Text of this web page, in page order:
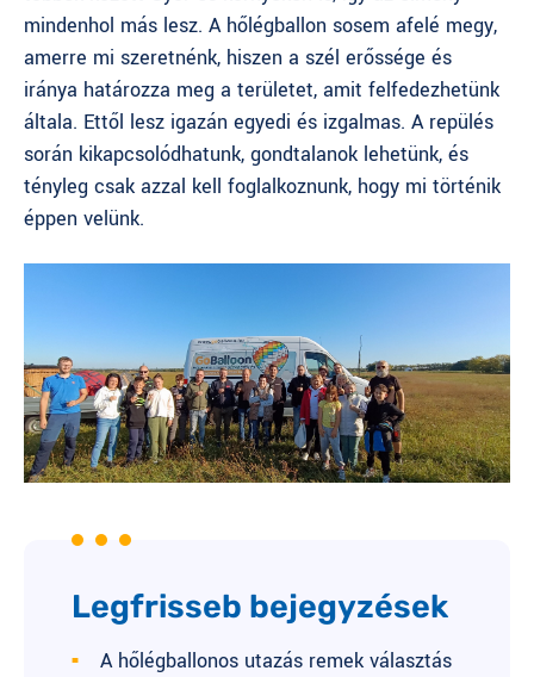
mindenhol más lesz. A hőlégballon sosem afelé megy,
amerre mi szeretnénk, hiszen a szél erőssége és
iránya határozza meg a területet, amit felfedezhetünk
általa. Ettől lesz igazán egyedi és izgalmas. A repülés
során kikapcsolódhatunk, gondtalanok lehetünk, és
tényleg csak azzal kell foglalkoznunk, hogy mi történik
éppen velünk.
Legfrisseb bejegyzések
A hőlégballonos utazás remek választás